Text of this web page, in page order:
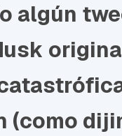
algún
(como